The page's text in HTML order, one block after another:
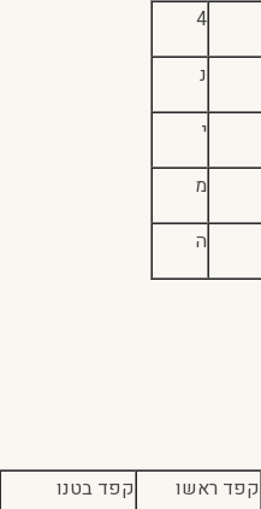
4
נ
י
מ
ה
קפד ראשו קפד בטנו